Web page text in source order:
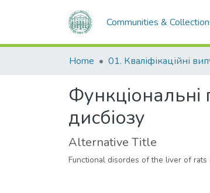
Communities &
Home
дисбіозу
Alternative Title
Functional disordes of the liver of